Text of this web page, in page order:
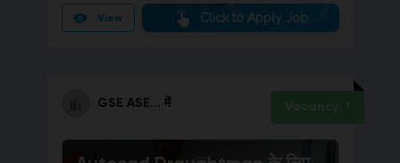
View Click to Apply Job
GSE ASE... में